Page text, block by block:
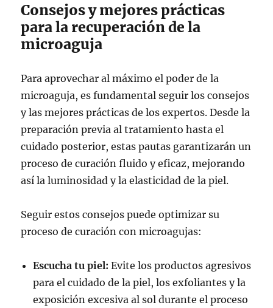
Consejos y mejores prácticas
para la recuperación de la
microaguja
Para aprovechar al máximo el poder de la
microaguja, es fundamental seguir los consejos
y las mejores prácticas de los expertos. Desde la
preparación previa al tratamiento hasta el
cuidado posterior, estas pautas garantizarán un
proceso de curación fluido y eficaz, mejorando
así la luminosidad y la elasticidad de la piel.
Seguir estos consejos puede optimizar su
proceso de curación con microagujas:
Escucha tu piel: Evite los productos agresivos
para el cuidado de la piel, los exfoliantes y la
exposición excesiva al sol durante el proceso